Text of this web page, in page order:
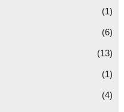
(1)
(6)
(13)
(1)
(4)